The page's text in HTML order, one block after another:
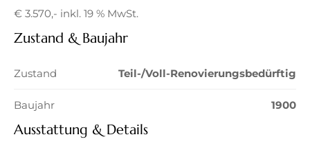
€ 3.570,- inkl. 19 % MwSt.
Zustand & Baujahr
Zustand Teil-/Voll-Renovierungsbedürftig
Baujahr 1900
Ausstattung & Details